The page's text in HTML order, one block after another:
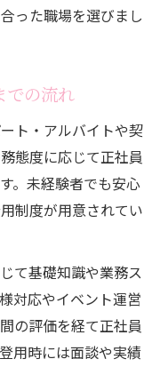
った職場を選びまし
での流れ
ト・アルバイトや契
態度に応じて正社員
。未経験者でも安心
制度が用意されてい
て基礎知識や業務ス
対応やイベント運営
の評価を経て正社員
用時には面談や実績